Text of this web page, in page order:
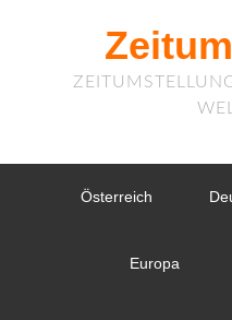
Österreich
Europa